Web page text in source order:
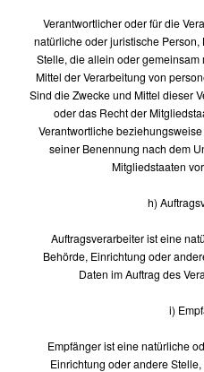
Verantwortlicher oder für die
natürliche oder juristische
Stelle, die allein oder
Mittel der Verarbeitung von
Sind die Zwecke und Mittel dieser
oder das Recht der
Verantwortliche
seiner Benennung nach dem
Mitgliedstaaten
h)
Auftragsverarbeiter ist eine
Behörde, Einrichtung oder
Daten im Auftrag des
i)
Empfänger ist eine natürliche
Einrichtung oder andere